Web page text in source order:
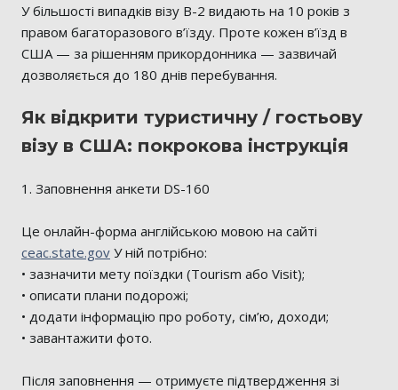
У більшості випадків візу B-2 видають на 10 років з
правом багаторазового в’їзду. Проте кожен в’їзд в
США — за рішенням прикордонника — зазвичай
дозволяється до 180 днів перебування.
Як відкрити туристичну / гостьову
візу в США: покрокова інструкція
1. Заповнення анкети DS-160
Це онлайн-форма англійською мовою на сайті
ceac.state.gov У ній потрібно:
• зазначити мету поїздки (Tourism або Visit);
• описати плани подорожі;
• додати інформацію про роботу, сім’ю, доходи;
• завантажити фото.
Після заповнення — отримуєте підтвердження зі